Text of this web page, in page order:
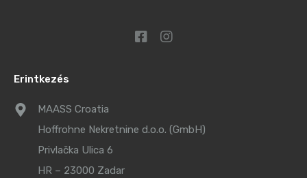
Erintkezés
MAASS Croatia
Hoffrohne Nekretnine d.o.o. (GmbH)
Privlačka Ulica 6
HR – 23000 Zadar